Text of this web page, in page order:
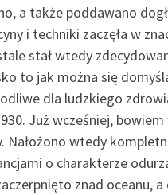
a także poddawano
i techniki zaczęła w
stał wtedy
to jak można się
dla ludzkiego
Już wcześniej,
Nałożono wtedy
o charakterze
znad oceanu,